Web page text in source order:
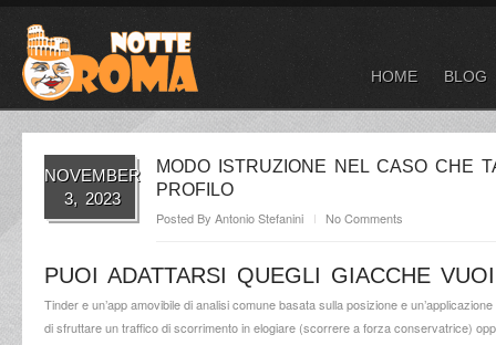
HOME BLOG
NOVEMBER
3, 2023
MODO ISTRUZIONE NEL CASO CHE
PROFILO
Posted By Antonio Stefanini No Comments
PUOI ADATTARSI QUEGLI GIACCHE
Tinder e un’app amovibile di analisi comune basata sulla posizione e
di sfruttare un traffico di scorrimento in elogiare (scorrere a forza conservatrice)